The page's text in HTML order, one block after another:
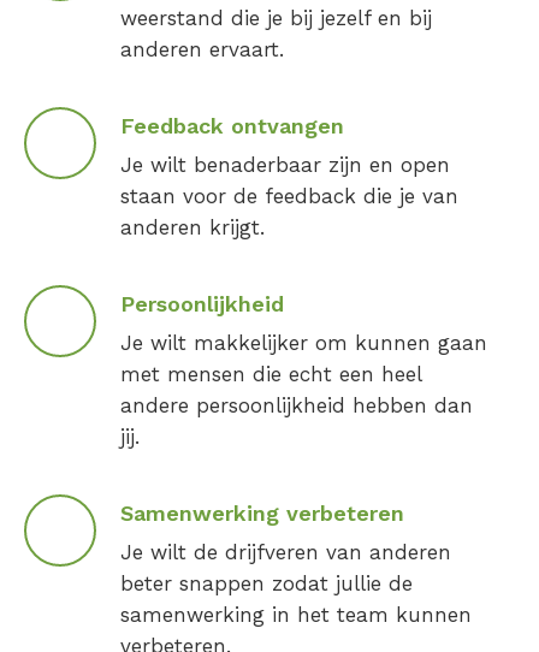
weerstand die je bij jezelf en bij
anderen ervaart.
Feedback ontvangen
Je wilt benaderbaar zijn en open
staan voor de feedback die je van
anderen krijgt.
Persoonlijkheid
Je wilt makkelijker om kunnen gaan
met mensen die echt een heel
andere persoonlijkheid hebben dan
jij.
Samenwerking verbeteren
Je wilt de drijfveren van anderen
beter snappen zodat jullie de
samenwerking in het team kunnen
verbeteren.